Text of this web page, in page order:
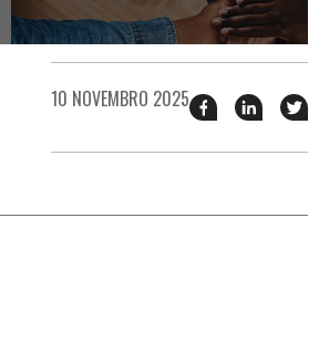
10 NOVEMBRO 2025 Compartilhar
esse
no
esse
no